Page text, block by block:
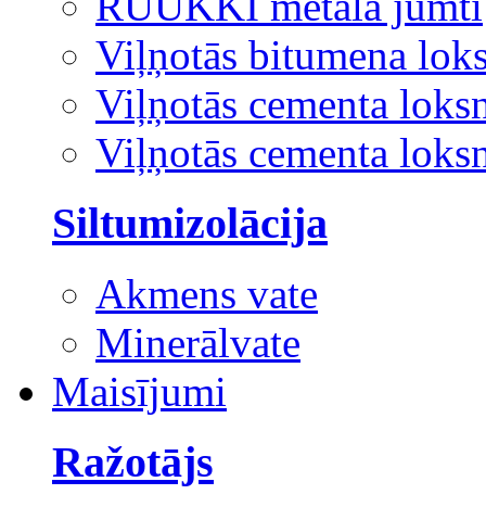
Viļņotās bitumena
Viļņotās cementa
Viļņotās cementa
Siltumizolācija
Akmens vate
Minerālvate
Maisījumi
Ražotājs